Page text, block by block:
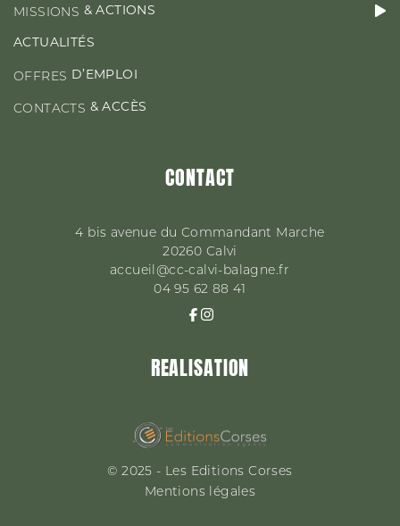
MISSIONS & ACTIONS
ACTUALITÉS
OFFRES D’EMPLOI
CONTACTS & ACCÈS
CONTACT
4 bis avenue du Commandant Marche
20260 Calvi
accueil@cc-calvi-balagne.fr
04 95 62 88 41
REALISATION
© 2025 - Les Editions Corses
Mentions légales